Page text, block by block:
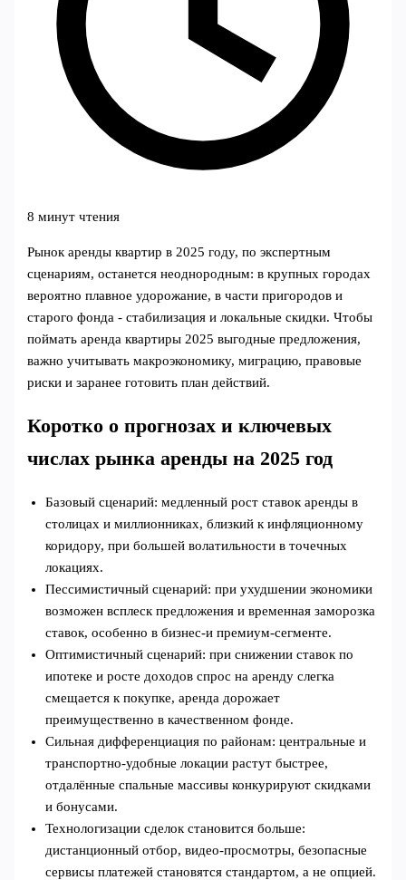
8 минут чтения
Рынок аренды квартир в 2025 году, по экспертным
сценариям, останется неоднородным: в крупных городах
вероятно плавное удорожание, в части пригородов и
старого фонда - стабилизация и локальные скидки. Чтобы
поймать аренда квартиры 2025 выгодные предложения,
важно учитывать макроэкономику, миграцию, правовые
риски и заранее готовить план действий.
Коротко о прогнозах и ключевых
числах рынка аренды на 2025 год
Базовый сценарий: медленный рост ставок аренды в
столицах и миллионниках, близкий к инфляционному
коридору, при большей волатильности в точечных
локациях.
Пессимистичный сценарий: при ухудшении экономики
возможен всплеск предложения и временная заморозка
ставок, особенно в бизнес‑и премиум‑сегменте.
Оптимистичный сценарий: при снижении ставок по
ипотеке и росте доходов спрос на аренду слегка
смещается к покупке, аренда дорожает
преимущественно в качественном фонде.
Сильная дифференциация по районам: центральные и
транспортно‑удобные локации растут быстрее,
отдалённые спальные массивы конкурируют скидками
и бонусами.
Технологизации сделок становится больше:
дистанционный отбор, видео‑просмотры, безопасные
сервисы платежей становятся стандартом, а не опцией.